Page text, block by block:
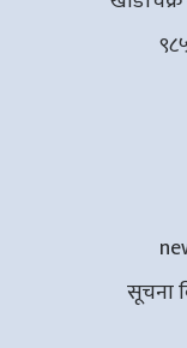
सूचना